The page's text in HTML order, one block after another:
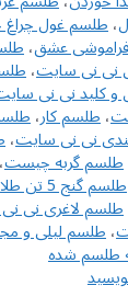
،طلسم غول چراغ
عشق،
نی نی سایت،
کلید نی نی
،طلسم کار،
نی نی سایت،
طلسم گربه چیست،
طلسم گنج 5 تن طلا
طلسم لاغری نی
،طلسم لیلی و
طلسم شده